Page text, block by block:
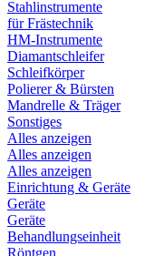
Stahlinstrumente
für Frästechnik
HM-Instrumente
Diamantschleifer
Schleifkörper
Polierer & Bürsten
Mandrelle & Träger
Sonstiges
Alles anzeigen
Alles anzeigen
Alles anzeigen
Einrichtung & Geräte
Geräte
Geräte
Behandlungseinheit
Röntgen